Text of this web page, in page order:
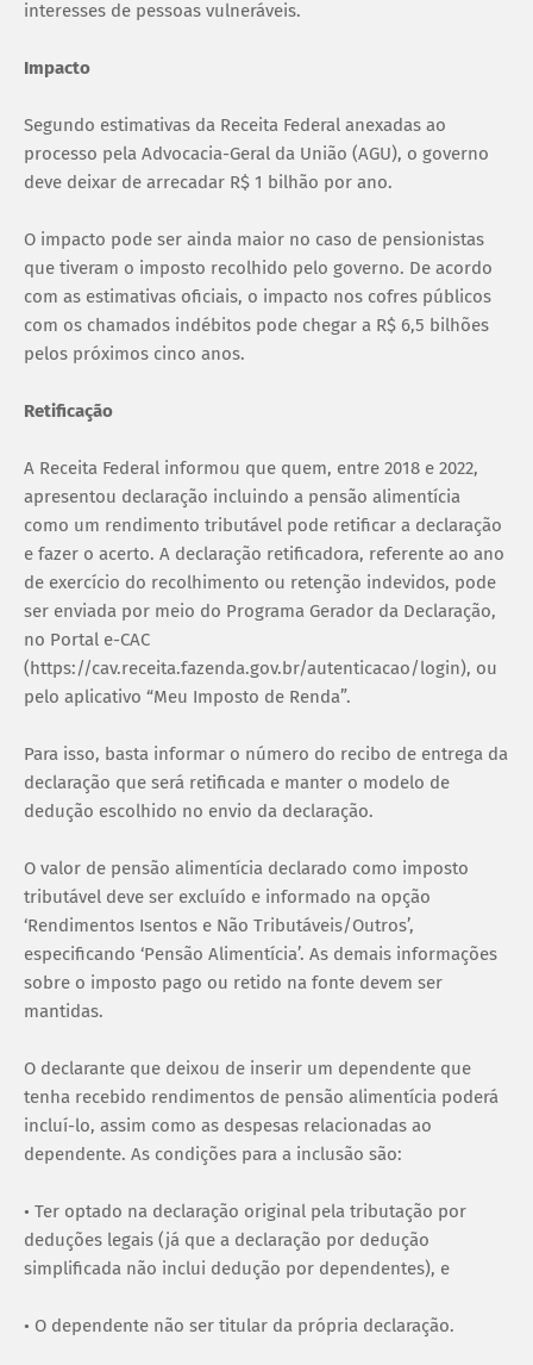
interesses de pessoas vulneráveis.
Impacto
Segundo estimativas da Receita Federal anexadas ao
processo pela Advocacia-Geral da União (AGU), o governo
deve deixar de arrecadar R$ 1 bilhão por ano.
O impacto pode ser ainda maior no caso de pensionistas
que tiveram o imposto recolhido pelo governo. De acordo
com as estimativas oficiais, o impacto nos cofres públicos
com os chamados indébitos pode chegar a R$ 6,5 bilhões
pelos próximos cinco anos.
Retificação
A Receita Federal informou que quem, entre 2018 e 2022,
apresentou declaração incluindo a pensão alimentícia
como um rendimento tributável pode retificar a declaração
e fazer o acerto. A declaração retificadora, referente ao ano
de exercício do recolhimento ou retenção indevidos, pode
ser enviada por meio do Programa Gerador da Declaração,
no Portal e-CAC
(https://cav.receita.fazenda.gov.br/autenticacao/login), ou
pelo aplicativo “Meu Imposto de Renda”.
Para isso, basta informar o número do recibo de entrega da
declaração que será retificada e manter o modelo de
dedução escolhido no envio da declaração.
O valor de pensão alimentícia declarado como imposto
tributável deve ser excluído e informado na opção
‘Rendimentos Isentos e Não Tributáveis/Outros’,
especificando ‘Pensão Alimentícia’. As demais informações
sobre o imposto pago ou retido na fonte devem ser
mantidas.
O declarante que deixou de inserir um dependente que
tenha recebido rendimentos de pensão alimentícia poderá
incluí-lo, assim como as despesas relacionadas ao
dependente. As condições para a inclusão são:
• Ter optado na declaração original pela tributação por
deduções legais (já que a declaração por dedução
simplificada não inclui dedução por dependentes), e
• O dependente não ser titular da própria declaração.